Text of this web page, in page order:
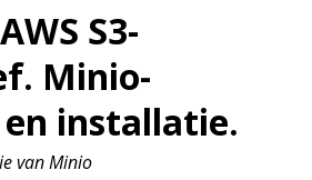
S3-
Minio-
installatie.
van Minio